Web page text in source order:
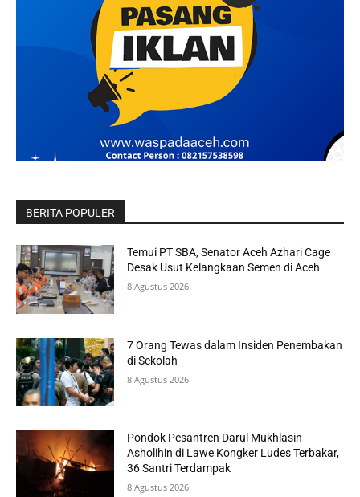
BERITA POPULER
Temui PT SBA, Senator Aceh Azhari Cage
Desak Usut Kelangkaan Semen di Aceh
8 Agustus 2026
7 Orang Tewas dalam Insiden Penembakan
di Sekolah
8 Agustus 2026
Pondok Pesantren Darul Mukhlasin
Asholihin di Lawe Kongker Ludes Terbakar,
36 Santri Terdampak
8 Agustus 2026